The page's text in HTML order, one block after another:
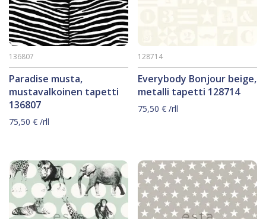
Paradise musta,
mustavalkoinen tapetti
136807
136807
75,50 € /rll
Everybody Bonjour beige,
metalli tapetti 128714
128714
75,50€ /rll